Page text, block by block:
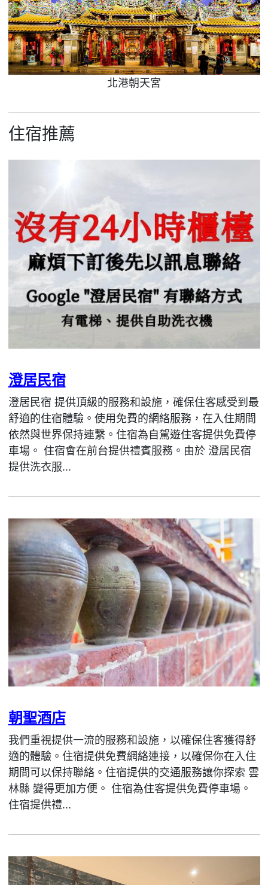
北港朝天宮
住宿推薦
澄居民宿
澄居民宿 提供頂級的服務和設施，確保住客感受到最
舒適的住宿體驗。使用免費的網絡服務，在入住期間
依然與世界保持連繫。住宿為自駕遊住客提供免費停
車場。 住宿會在前台提供禮賓服務。由於 澄居民宿
提供洗衣服...
朝聖酒店
我們重視提供一流的服務和設施，以確保住客獲得舒
適的體驗。住宿提供免費網絡連接，以確保你在入住
期間可以保持聯絡。住宿提供的交通服務讓你探索 雲
林縣 變得更加方便。 住宿為住客提供免費停車場。
住宿提供禮...